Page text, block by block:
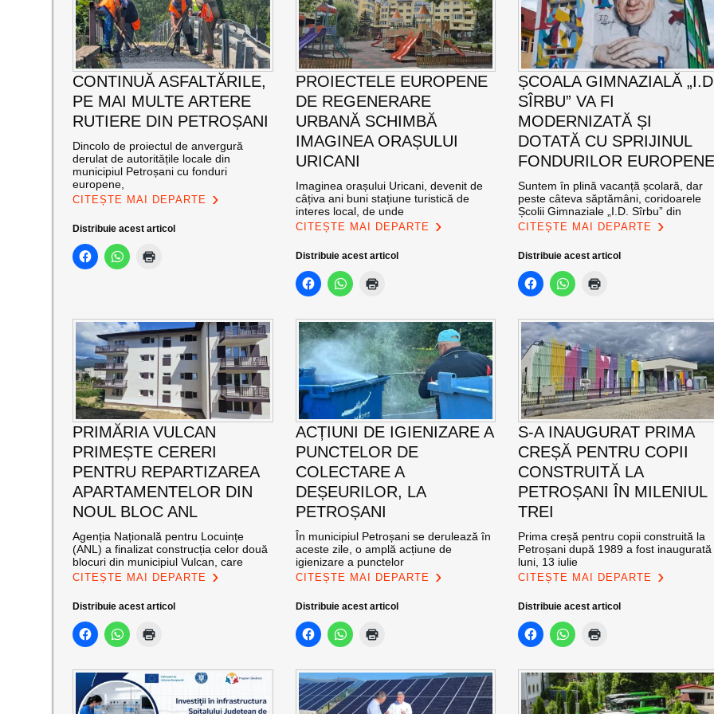
CONTINUĂ ASFALTĂRILE,
PE MAI MULTE ARTERE
RUTIERE DIN PETROȘANI
Dincolo de proiectul de anvergură
derulat de autoritățile locale din
municipiul Petroșani cu fonduri
europene,
CITEȘTE MAI DEPARTE
Distribuie acest articol
PROIECTELE EUROPENE
DE REGENERARE
URBANĂ SCHIMBĂ
IMAGINEA ORAȘULUI
URICANI
Imaginea orașului Uricani, devenit de
câțiva ani buni stațiune turistică de
interes local, de unde
CITEȘTE MAI DEPARTE
Distribuie acest articol
ȘCOALA GIMNAZIALĂ
SÎRBU” VA FI
MODERNIZATĂ ȘI
DOTATĂ CU SPRIJINUL
FONDURILOR
Suntem în plină vacanță școlară, dar
peste câteva săptămâni, coridoarele
Școlii Gimnaziale „I.D. Sîrbu” din
CITEȘTE MAI DEPARTE
Distribuie acest articol
PRIMĂRIA VULCAN
PRIMEȘTE CERERI
PENTRU REPARTIZAREA
APARTAMENTELOR DIN
NOUL BLOC ANL
Agenția Națională pentru Locuințe
(ANL) a finalizat construcția celor două
blocuri din municipiul Vulcan, care
CITEȘTE MAI DEPARTE
Distribuie acest articol
ACȚIUNI DE IGIENIZARE A
PUNCTELOR DE
COLECTARE A
DEȘEURILOR, LA
PETROȘANI
În municipiul Petroșani se derulează în
aceste zile, o amplă acțiune de
igienizare a punctelor
CITEȘTE MAI DEPARTE
Distribuie acest articol
S-A INAUGURAT PRIMA
CREȘĂ PENTRU COPII
CONSTRUITĂ LA
PETROȘANI ÎN MILENIUL
TREI
Prima creșă pentru copii construită la
Petroșani după 1989 a fost inaugurată
luni, 13 iulie
CITEȘTE MAI DEPARTE
Distribuie acest articol